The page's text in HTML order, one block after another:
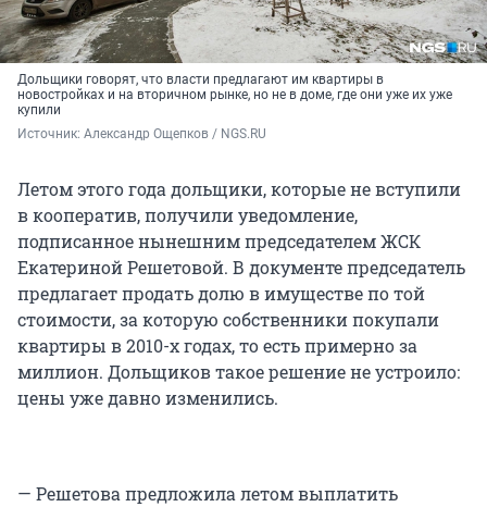
Дольщики говорят, что власти предлагают им квартиры в
новостройках и на вторичном рынке, но не в доме, где они уже их уже
купили
Источник: Александр Ощепков / NGS.RU
Летом этого года дольщики, которые не вступили
в кооператив, получили уведомление,
подписанное нынешним председателем ЖСК
Екатериной Решетовой. В документе председатель
предлагает продать долю в имуществе по той
стоимости, за которую собственники покупали
квартиры в 2010-х годах, то есть примерно за
миллион. Дольщиков такое решение не устроило:
цены уже давно изменились.
— Решетова предложила летом выплатить